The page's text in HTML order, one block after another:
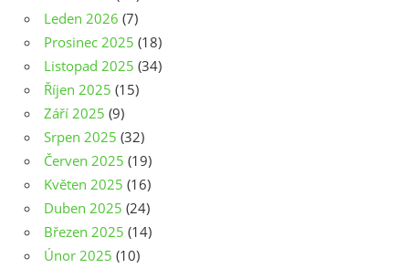
Leden 2026 (7)
Prosinec 2025 (18)
Listopad 2025 (34)
Říjen 2025 (15)
Září 2025 (9)
Srpen 2025 (32)
Červen 2025 (19)
Květen 2025 (16)
Duben 2025 (24)
Březen 2025 (14)
Únor 2025 (10)